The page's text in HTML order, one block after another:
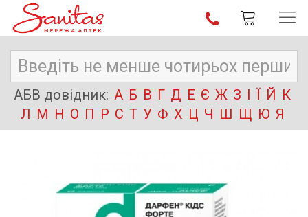
АБВ довідник: А Б В Г Д Е Є Ж З І Ї Й К
Л М Н О П Р С Т У Ф Х Ц Ч Ш Щ Ю Я